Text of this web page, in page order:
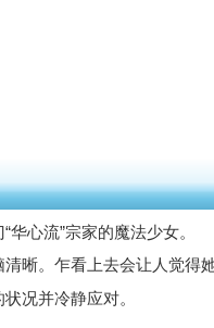
心流”宗家的魔法少女。
晰。乍看上去会让人觉得
况并冷静应对。